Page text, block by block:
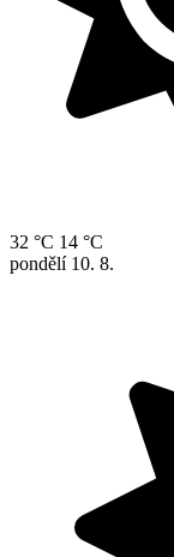
32 °C 14 °C
pondělí 10. 8.